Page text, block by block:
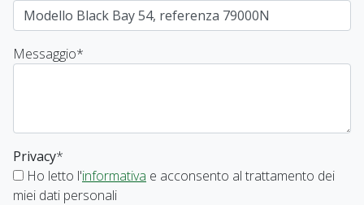
Messaggio*
Privacy*
Ho letto l'informativa e acconsento al trattamento dei
miei dati personali